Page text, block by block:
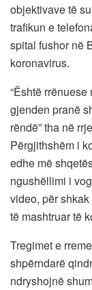
objektivave të
trafikun e
spital fushor në
koronavirus.
“Është
gjenden pranë
rëndë” tha në
Përgjithshëm i
edhe më
ngushëllimi i
video, për
të mashtruar të
Tregimet e
shpërndarë
ndryshojnë